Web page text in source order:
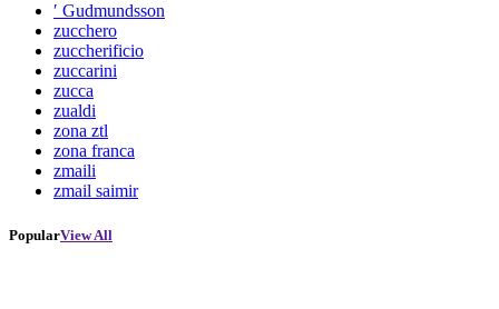
′ Gudmundsson
zucchero
zuccherificio
zuccarini
zucca
zualdi
zona ztl
zona franca
zmaili
zmail saimir
PopularView All